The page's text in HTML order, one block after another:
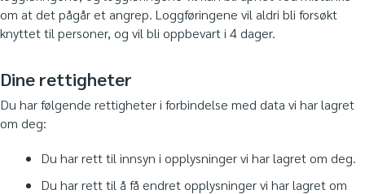
om at det pågår et angrep. Loggføringene vil aldri bli forsøkt
knyttet til personer, og vil bli oppbevart i 4 dager.
Dine rettigheter
Du har følgende rettigheter i forbindelse med data vi har lagret
om deg:
Du har rett til innsyn i opplysninger vi har lagret om deg.
Du har rett til å få endret opplysninger vi har lagret om